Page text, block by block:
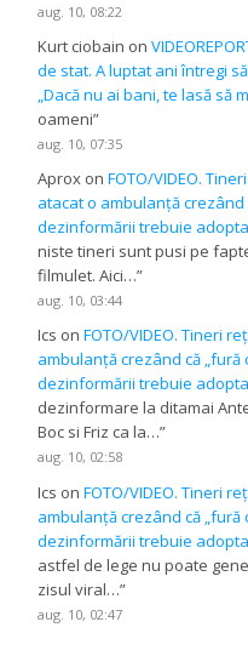
aug. 10, 08:22
Kurt ciobain on
de stat. A luptat ani întregi
„Dacă nu ai bani, te lasă să
oameni”
aug. 10, 07:35
Aprox onFOTO/VIDEO.
atacat o ambulanță crezând
dezinformării trebuie
niste tineri sunt pusi pe
filmulet. Aici…”
aug. 10, 03:44
Ics onFOTO/VIDEO. Tineri
ambulanță crezând că „fură
dezinformării trebuie
dezinformare la ditamai
Boc si Friz ca la…”
aug. 10, 02:58
Ics onFOTO/VIDEO. Tineri
ambulanță crezând că „fură
dezinformării trebuie
astfel de lege nu poate
zisul viral…”
aug. 10, 02:47